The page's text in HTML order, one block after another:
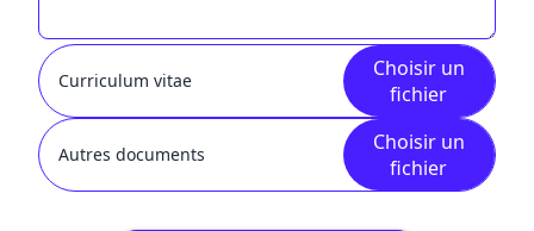
Curriculum vitae
Choisir un
fichier
Autres documents
Choisir un
fichier